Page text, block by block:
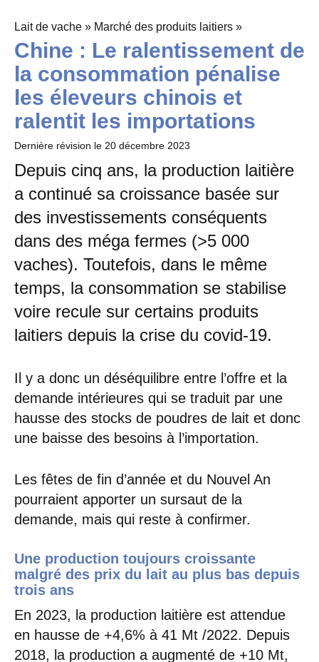
Lait de vache » Marché des produits laitiers »
Chine : Le ralentissement de
la consommation pénalise
les éleveurs chinois et
ralentit les importations
Dernière révision le 20 décembre 2023
Depuis cinq ans, la production laitière
a continué sa croissance basée sur
des investissements conséquents
dans des méga fermes (>5 000
vaches). Toutefois, dans le même
temps, la consommation se stabilise
voire recule sur certains produits
laitiers depuis la crise du covid-19.
Il y a donc un déséquilibre entre l’offre et la
demande intérieures qui se traduit par une
hausse des stocks de poudres de lait et donc
une baisse des besoins à l’importation.
Les fêtes de fin d’année et du Nouvel An
pourraient apporter un sursaut de la
demande, mais qui reste à confirmer.
Une production toujours croissante
malgré des prix du lait au plus bas depuis
trois ans
En 2023, la production laitière est attendue
en hausse de +4,6% à 41 Mt /2022. Depuis
2018, la production a augmenté de +10 Mt,